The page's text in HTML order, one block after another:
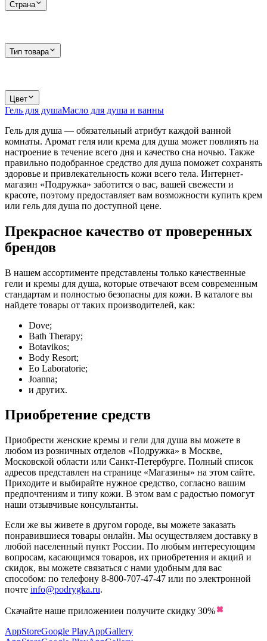
Страна
Тип товара
Цвет
Гель для душаМасло для душа и ванны
Гель для душа — обязательный атрибут каждой ванной
комнаты. Аромат геля или крема для душа может повлиять на
настроение в течение всего дня и качество сна ночью. Также
правильно подобранное средство для душа поможет сохранять
здоровье и привлекательность кожи всего тела. Интернет-
магазин «Подружка» заботится о вас, вашей свежести и
красоте, поэтому предоставляет вам возможности купить крем
или гель для душа по доступной цене.
Прекрасное качество от проверенных
брендов
В нашем ассортименте представлены только качественные
гели и кремы для душа, которые отвечают всем современным
стандартам и полностью безопасны для кожи. В каталоге вы
найдете товары от таких производителей, как:
Dove;
Bath Therapy;
Botavikos;
Body Resort;
Eo Laboratorie;
Joanna;
и других.
Приобретение средств
Приобрести женские кремы и гели для душа вы можете в
любом из розничных отделов «Подружка» в Москве,
Московской области или Санкт-Петербурге. Полный список
адресов представлен на странице «Магазины» на этом сайте.
Приходите и выбирайте нужное средство, согласно вашим
предпочтениям и типу кожи. В этом вам с радостью помогут
наши отзывчивые консультанты.
Если же вы живете в другом городе, вы можете заказать
понравившиеся товары онлайн. Мы осуществляем доставку в
любой населенный пункт России. По любым интересующим
вопросам, касающимся товаров, их приобретения и акций и
скидок, вы можете связаться с нами удобным для вас
способом: по телефону 8-800-707-47-47 или по электронной
почте info@podrygka.ru.
Скачайте наше приложениеи получите скидку 30%
AppStoreGoogle PlayAppGallery